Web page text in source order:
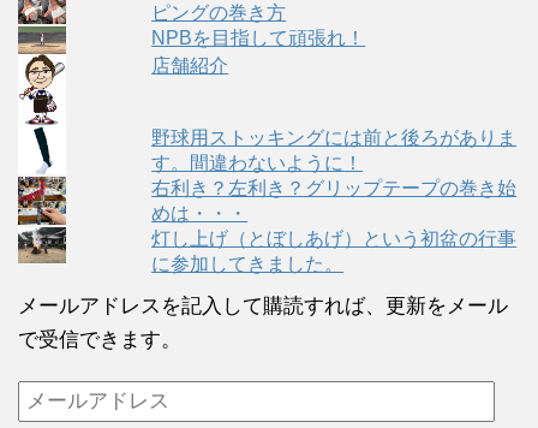
ピングの巻き方
NPBを目指して頑張れ！
店舗紹介
野球用ストッキングには前と後ろがありま
す。間違わないように！
右利き？左利き？グリップテープの巻き始
めは・・・
灯し上げ（とぼしあげ）という初盆の行事
に参加してきました。
メールアドレスを記入して購読すれば、更新をメール
で受信できます。